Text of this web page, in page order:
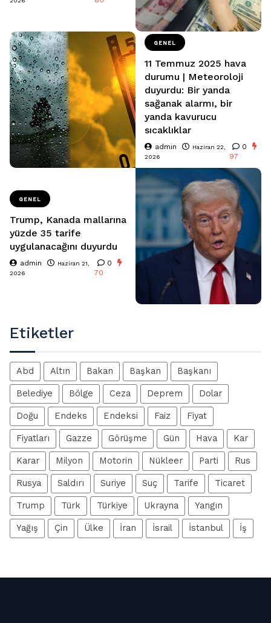
GENEL
11 Temmuz 2025 hava
durumu | Meteoroloji
duyurdu: Bir yanda
sağanak alarmı, bir
yanda kavurucu
sıcaklıklar
admin
Haziran 22,
2026
0
97
GENEL
Trump, Kanada mallarına
yüzde 35 tarife
uygulanacağını duyurdu
admin
Haziran 21,
2026
0
70
Etiketler
Abd Altın Bakan Başkan Başkanı
Belediye Bölge Ceza Deprem Dolar
Doğu Endeks Endeksi Faiz Fiyat
Fiyatları Gazze Görüşme Gün Hava Kar
Karar Milyon Motorin Nükleer Parti Rus
Rusya Saldırı Suriye Suç Tarife Ticaret
Trump Türk Türkiye Ukrayna Yangın
Yağış Çin Ülke İran İsrail İstanbul İş